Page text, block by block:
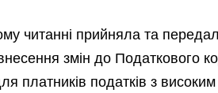
читанні прийняла та
змін до Податкового
платників податків з високим